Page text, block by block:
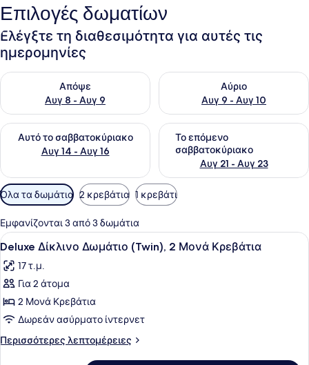
Επιλογές δωματίων
Ελέγξτε τη διαθεσιμότητα για αυτές τις
ημερομηνίες
Απόψε
Αυγ 8 - Αυγ 9
Έλεγχος διαθεσιμότητας για απόψε Αυγ 8 - Αυγ 9
Αύριο
Αυγ 9 - Αυγ 10
Έλεγχος διαθεσιμότητας
Αυτό το σαββατοκύριακο
Αυγ 14 - Αυγ 16
Έλεγχος διαθεσιμότητας για αυτό το σαββατοκύριακο Αυγ
Το επόμενο
σαββατοκύριακο
Αυγ 21 - Αυγ 23
Έλεγχος διαθεσιμότητας
Διαθέσιμα
φίλτρα
για
τα
δωμάτια
Όλα τα δωμάτια 2 κρεβάτια 1 κρεβάτι
Εμφανίζονται 3 από 3 δωμάτια
Προβολή
όλων
των
φωτογραφιών
για
Deluxe
Δίκλινο
Δωμάτιο
Ένα δωμάτιο ξενοδοχείου με
4
Deluxe Δίκλινο Δωμάτιο (Twin), 2 Μονά Κρεβάτια
17 τ.μ.
Για 2 άτομα
2 Μονά Κρεβάτια
Δωρεάν ασύρματο ίντερνετ
Περισσότερες λεπτομέρειες
Περισσότερες